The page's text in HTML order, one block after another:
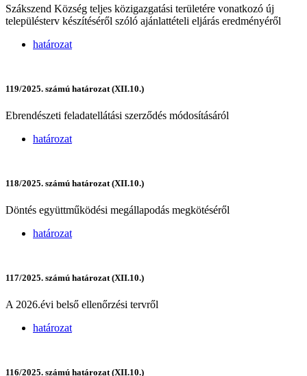
Szákszend Község teljes közigazgatási területére vonatkozó új
településterv készítéséről szóló ajánlattételi eljárás eredményéről
határozat
119/2025. számú határozat (XII.10.)
Ebrendészeti feladatellátási szerződés módosításáról
határozat
118/2025. számú határozat (XII.10.)
Döntés együttműködési megállapodás megkötéséről
határozat
117/2025. számú határozat (XII.10.)
A 2026.évi belső ellenőrzési tervről
határozat
116/2025. számú határozat (XII.10.)